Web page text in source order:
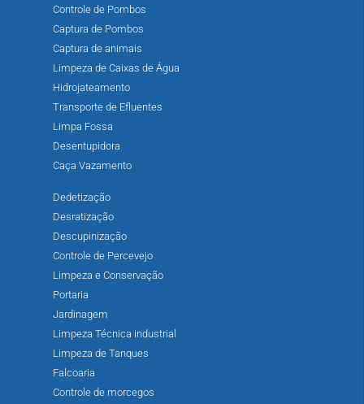
Controle de Pombos
Captura de Pombos
Captura de animais
Limpeza de Caixas de Água
Hidrojateamento
Transporte de Efluentes
Limpa Fossa
Desentupidora
Caça Vazamento
Dedetização
Desratização
Descupinização
Controle de Percevejo
Limpeza e Conservação
Portaria
Jardinagem
Limpeza Técnica industrial
Limpeza de Tanques
Falcoaria
Controle de morcegos